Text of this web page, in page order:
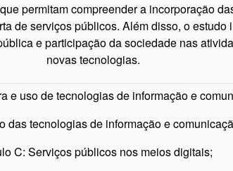
permitam compreender a incorporação
de serviços públicos. Além disso, o estudo
e participação da sociedade nas
novas tecnologias.
e uso de tecnologias de informação e
das tecnologias de informação e
C: Serviços públicos nos meios digitais;